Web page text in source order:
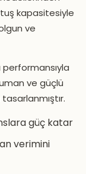
kapasitesiyle
ve
performansıyla
ve güçlü
güç katar
verimini